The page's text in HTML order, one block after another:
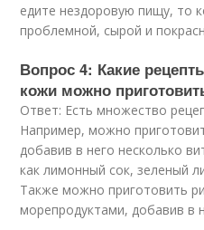
едите нездоровую пищу, то
проблемной, сырой и
Вопрос 4: Какие
кожи можно
Ответ: Есть множество
Например, можно
добавив в него несколько
как лимонный сок, зеленый
Также можно приготовить
морепродуктами, добавив в